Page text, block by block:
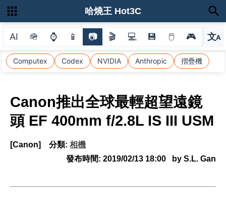
AI 🪖 ⌚ 📱 📷 🎬 💻 💾 🖱 🎮 文A
選
Computex Codex NVIDIA Anthropic 摺疊機
哈燒王 Hot3C
Canon推出全球最輕超望遠鏡
頭 EF 400mm f/2.8L IS III USM
[Canon] 分類: 相機
發布時間: 2019/02/13 18:00 by S.L. Gan